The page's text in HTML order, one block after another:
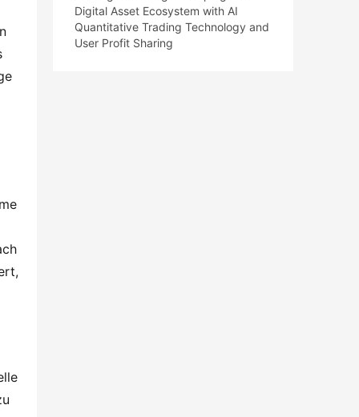
Digital Asset Ecosystem with AI
Quantitative Trading Technology and
User Profit Sharing